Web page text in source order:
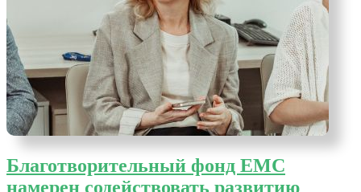
Благотворительный фонд ЕМС
намерен содействовать развитию